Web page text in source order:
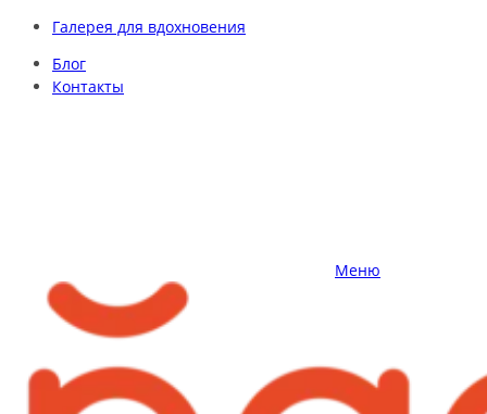
Галерея для вдохновения
Блог
Контакты
Меню